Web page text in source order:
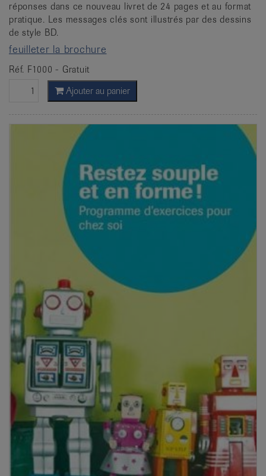
réponses dans ce nouveau livret de 24 pages et au format
pratique. Les messages clés sont illustrés par des dessins
de style BD.
feuilleter la brochure
Réf. F1000 - Gratuit
Ajouter au panier